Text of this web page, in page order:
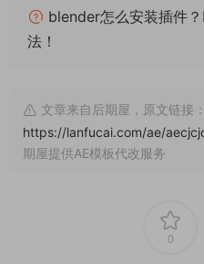
blender怎么安装插件
法！
文章来自后期屋，原文链接：
https://lanfucai.com/ae/
期屋提供AE模板代改服务
0